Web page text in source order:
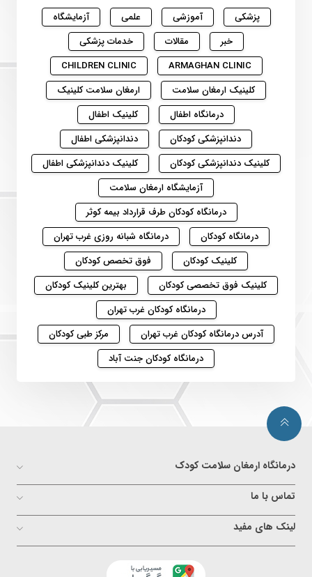
پزشکی آموزشی علمی
آزمایشگاه
خبر
مقالات
خدمات پزشکی
ARMAGHAN CLINIC
CHILDREN CLINIC
کلینیک ارمغان سلامت
ارمغان سلامت کلینیک
درمانگاه اطفال
کلینیک اطفال
دندانپزشکی کودکان
دندانپزشکی اطفال
کلینیک دندانپزشکی کودکان
کلینیک دندانپزشکی اطفال
آزمایشگاه ارمغان سلامت
درمانگاه کودکان طرف قرارداد بیمه کوثر
درمانگاه کودکان
درمانگاه شبانه روزی غرب تهران
کلینیک کودکان
فوق تخصص کودکان
کلینیک فوق تخصصی کودکان
بهترین کلینیک کودکان
درمانگاه کودکان غرب تهران
آدرس درمانگاه کودکان غرب تهران
مرکز طبی کودکان
درمانگاه کودکان جنت آباد
درمانگاه ارمغان سلامت کودک
تماس با ما
لینک های مفید